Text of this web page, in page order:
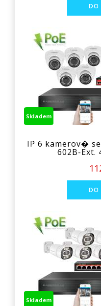
Skladem
IP 6 kamerov�
602B-Ext.
Skladem